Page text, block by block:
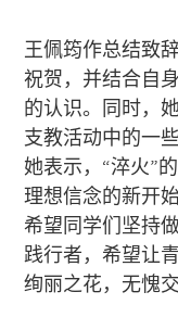
王佩筠作总结致
祝贺，并结合自
的认识。同时，
支教活动中的一
她表示，“淬火”
理想信念的新开
希望同学们坚持
践行者，希望让
绚丽之花，无愧